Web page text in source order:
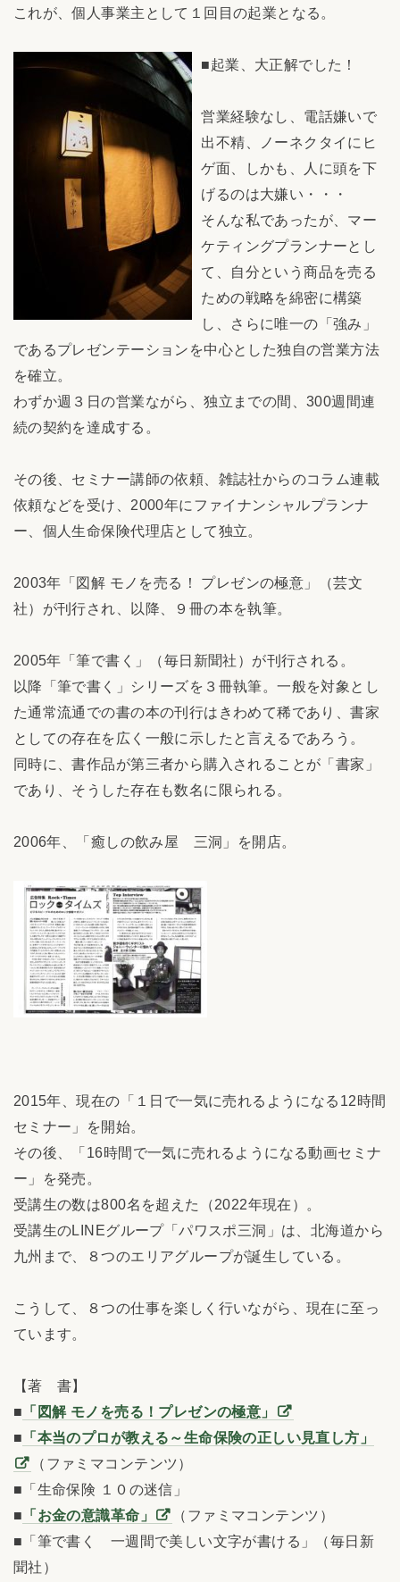
これが、個人事業主として１回目の起業となる。
■起業、大正解でした！
営業経験なし、電話嫌いで
出不精、ノーネクタイにヒ
ゲ面、しかも、人に頭を下
げるのは大嫌い・・・
そんな私であったが、マー
ケティングプランナーとし
て、自分という商品を売る
ための戦略を綿密に構築
し、さらに唯一の「強み」
であるプレゼンテーションを中心とした独自の営業方法
を確立。
わずか週３日の営業ながら、独立までの間、300週間連
続の契約を達成する。
その後、セミナー講師の依頼、雑誌社からのコラム連載
依頼などを受け、2000年にファイナンシャルプランナ
ー、個人生命保険代理店として独立。
2003年「図解 モノを売る！ プレゼンの極意」（芸文
社）が刊行され、以降、９冊の本を執筆。
2005年「筆で書く」（毎日新聞社）が刊行される。
以降「筆で書く」シリーズを３冊執筆。一般を対象とし
た通常流通での書の本の刊行はきわめて稀であり、書家
としての存在を広く一般に示したと言えるであろう。
同時に、書作品が第三者から購入されることが「書家」
であり、そうした存在も数名に限られる。
2006年、「癒しの飲み屋 三洞」を開店。
2015年、現在の「１日で一気に売れるようになる12時間
セミナー」を開始。
その後、「16時間で一気に売れるようになる動画セミナ
ー」を発売。
受講生の数は800名を超えた（2022年現在）。
受講生のLINEグループ「パワスポ三洞」は、北海道から
九州まで、８つのエリアグループが誕生している。
こうして、８つの仕事を楽しく行いながら、現在に至っ
ています。
【著 書】
■ 「図解 モノを売る！プレゼンの極意」
■ 「本当のプロが教える～生命保険の正しい見直し方」
（ファミマコンテンツ）
■「生命保険 １０の迷信」
■ 「お金の意識革命」
（ファミマコンテンツ）
■「筆で書く 一週間で美しい文字が書ける」（毎日新
聞社）